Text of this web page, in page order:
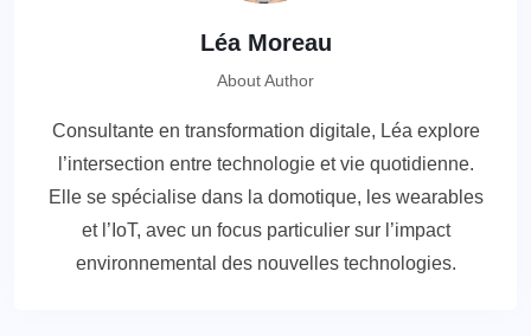
Léa Moreau
About Author
Consultante en transformation digitale, Léa explore
l’intersection entre technologie et vie quotidienne.
Elle se spécialise dans la domotique, les wearables
et l’IoT, avec un focus particulier sur l’impact
environnemental des nouvelles technologies.